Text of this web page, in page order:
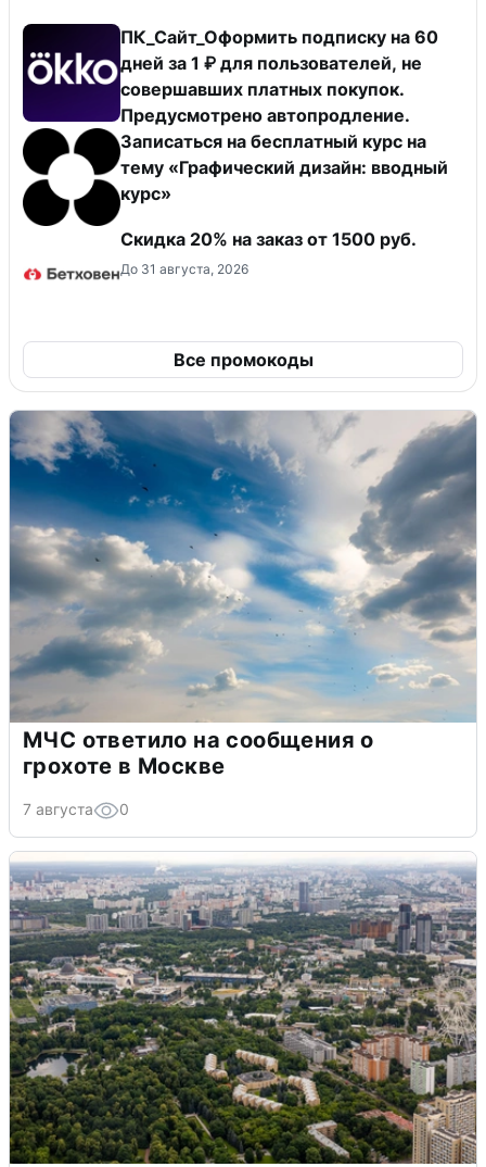
ПК_Сайт_Оформить подписку на 60
дней за 1 ₽ для пользователей, не
совершавших платных покупок.
Предусмотрено автопродление.
Записаться на бесплатный курс на
тему «Графический дизайн: вводный
курс»
Скидка 20% на заказ от 1500 руб.
До 31 августа, 2026
Все промокоды
МЧС ответило на сообщения о
грохоте в Москве
7 августа 0